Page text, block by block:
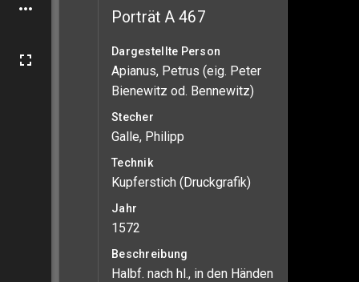
Porträt A 467
Dargestellte Person
Apianus, Petrus (eig. Peter
Bienewitz od. Bennewitz)
Stecher
Galle, Philipp
Technik
Kupferstich (Druckgrafik)
Jahr
1572
Beschreibung
Halbf. nach hl., in den Händen